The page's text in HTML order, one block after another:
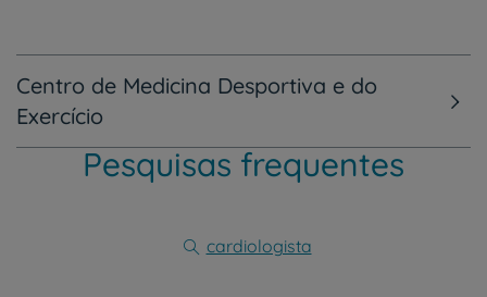
Centro de Medicina Desportiva e do
Exercício
Pesquisas frequentes
cardiologista